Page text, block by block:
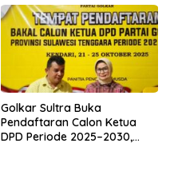
Golkar Sultra Buka
Pendaftaran Calon Ketua
DPD Periode 2025–2030,